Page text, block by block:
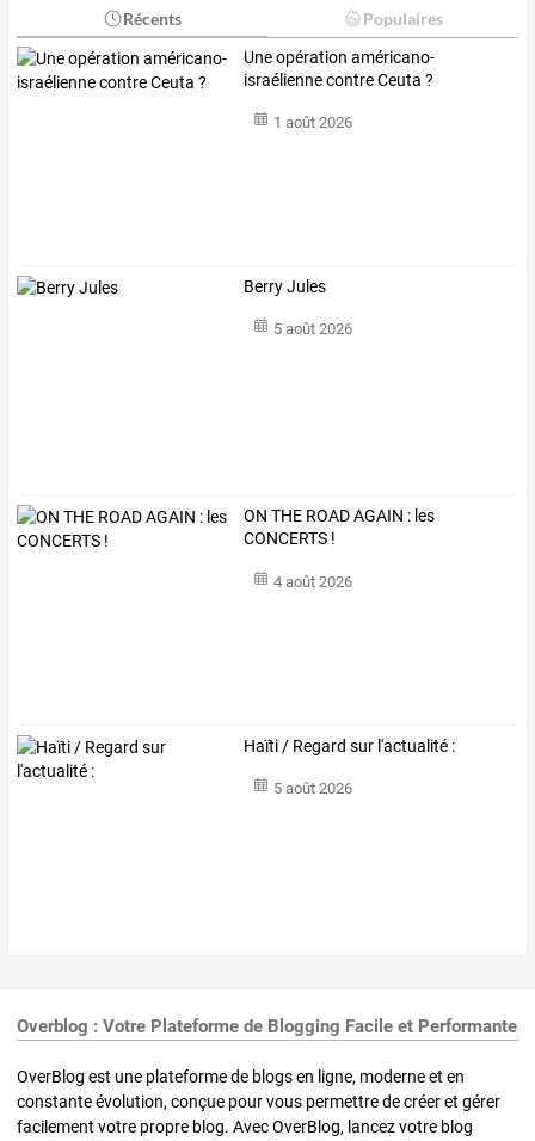
Récents Populaires
Une opération américano-
israélienne contre Ceuta ?
1 août 2026
Berry Jules
5 août 2026
ON THE ROAD AGAIN : les
CONCERTS !
4 août 2026
Haïti / Regard sur l'actualité :
5 août 2026
Overblog : Votre Plateforme de Blogging Facile et Performante
OverBlog est une plateforme de blogs en ligne, moderne et en
constante évolution, conçue pour vous permettre de créer et gérer
facilement votre propre blog. Avec OverBlog, lancez votre blog